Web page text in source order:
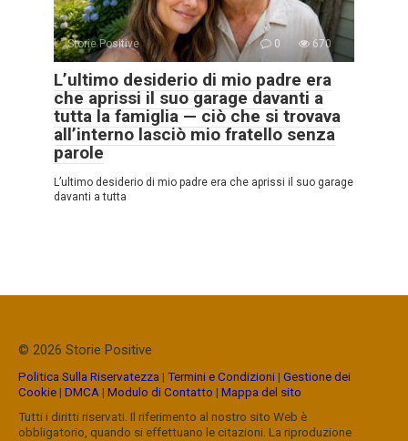
Storie Positive 0 670
L’ultimo desiderio di mio padre era
che aprissi il suo garage davanti a
tutta la famiglia — ciò che si trovava
all’interno lasciò mio fratello senza
parole
L’ultimo desiderio di mio padre era che aprissi il suo garage
davanti a tutta
© 2026 Storie Positive
Politica Sulla Riservatezza | Termini e Condizioni| Gestione dei
Cookie| DMCA | Modulo di Contatto | Mappa del sito
Tutti i diritti riservati. Il riferimento al nostro sito Web è
obbligatorio, quando si effettuano le citazioni. La riproduzione